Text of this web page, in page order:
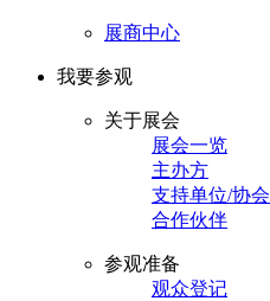
展商中心
我要参观
关于展会
展会一览
主办方
支持单位/协会
合作伙伴
参观准备
观众登记